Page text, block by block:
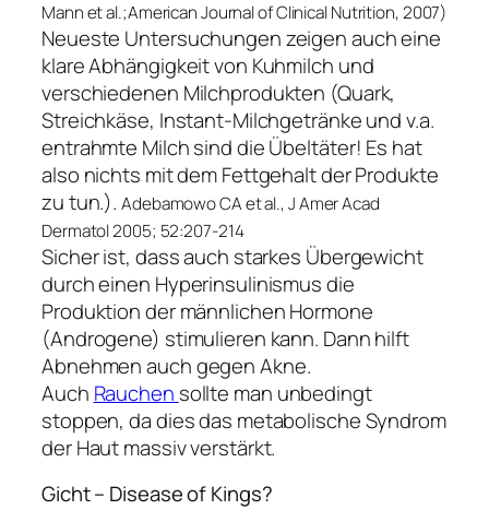
Mann et al.;American Journal of Clinical Nutrition, 2007)
Neueste Untersuchungen zeigen auch eine
klare Abhängigkeit von Kuhmilch und
verschiedenen Milchprodukten (Quark,
Streichkäse, Instant-Milchgetränke und v.a.
entrahmte Milch sind die Übeltäter! Es hat
also nichts mit dem Fettgehalt der Produkte
zu tun.).Adebamowo CA et al., J Amer Acad
Dermatol 2005; 52:207-214
Sicher ist, dass auch starkes Übergewicht
durch einen Hyperinsulinismus die
Produktion der männlichen Hormone
(Androgene) stimulieren kann. Dann hilft
Abnehmen auch gegen Akne.
Auch Rauchen sollte man unbedingt
stoppen, da dies das metabolische Syndrom
der Haut massiv verstärkt.
Gicht – Disease of Kings?